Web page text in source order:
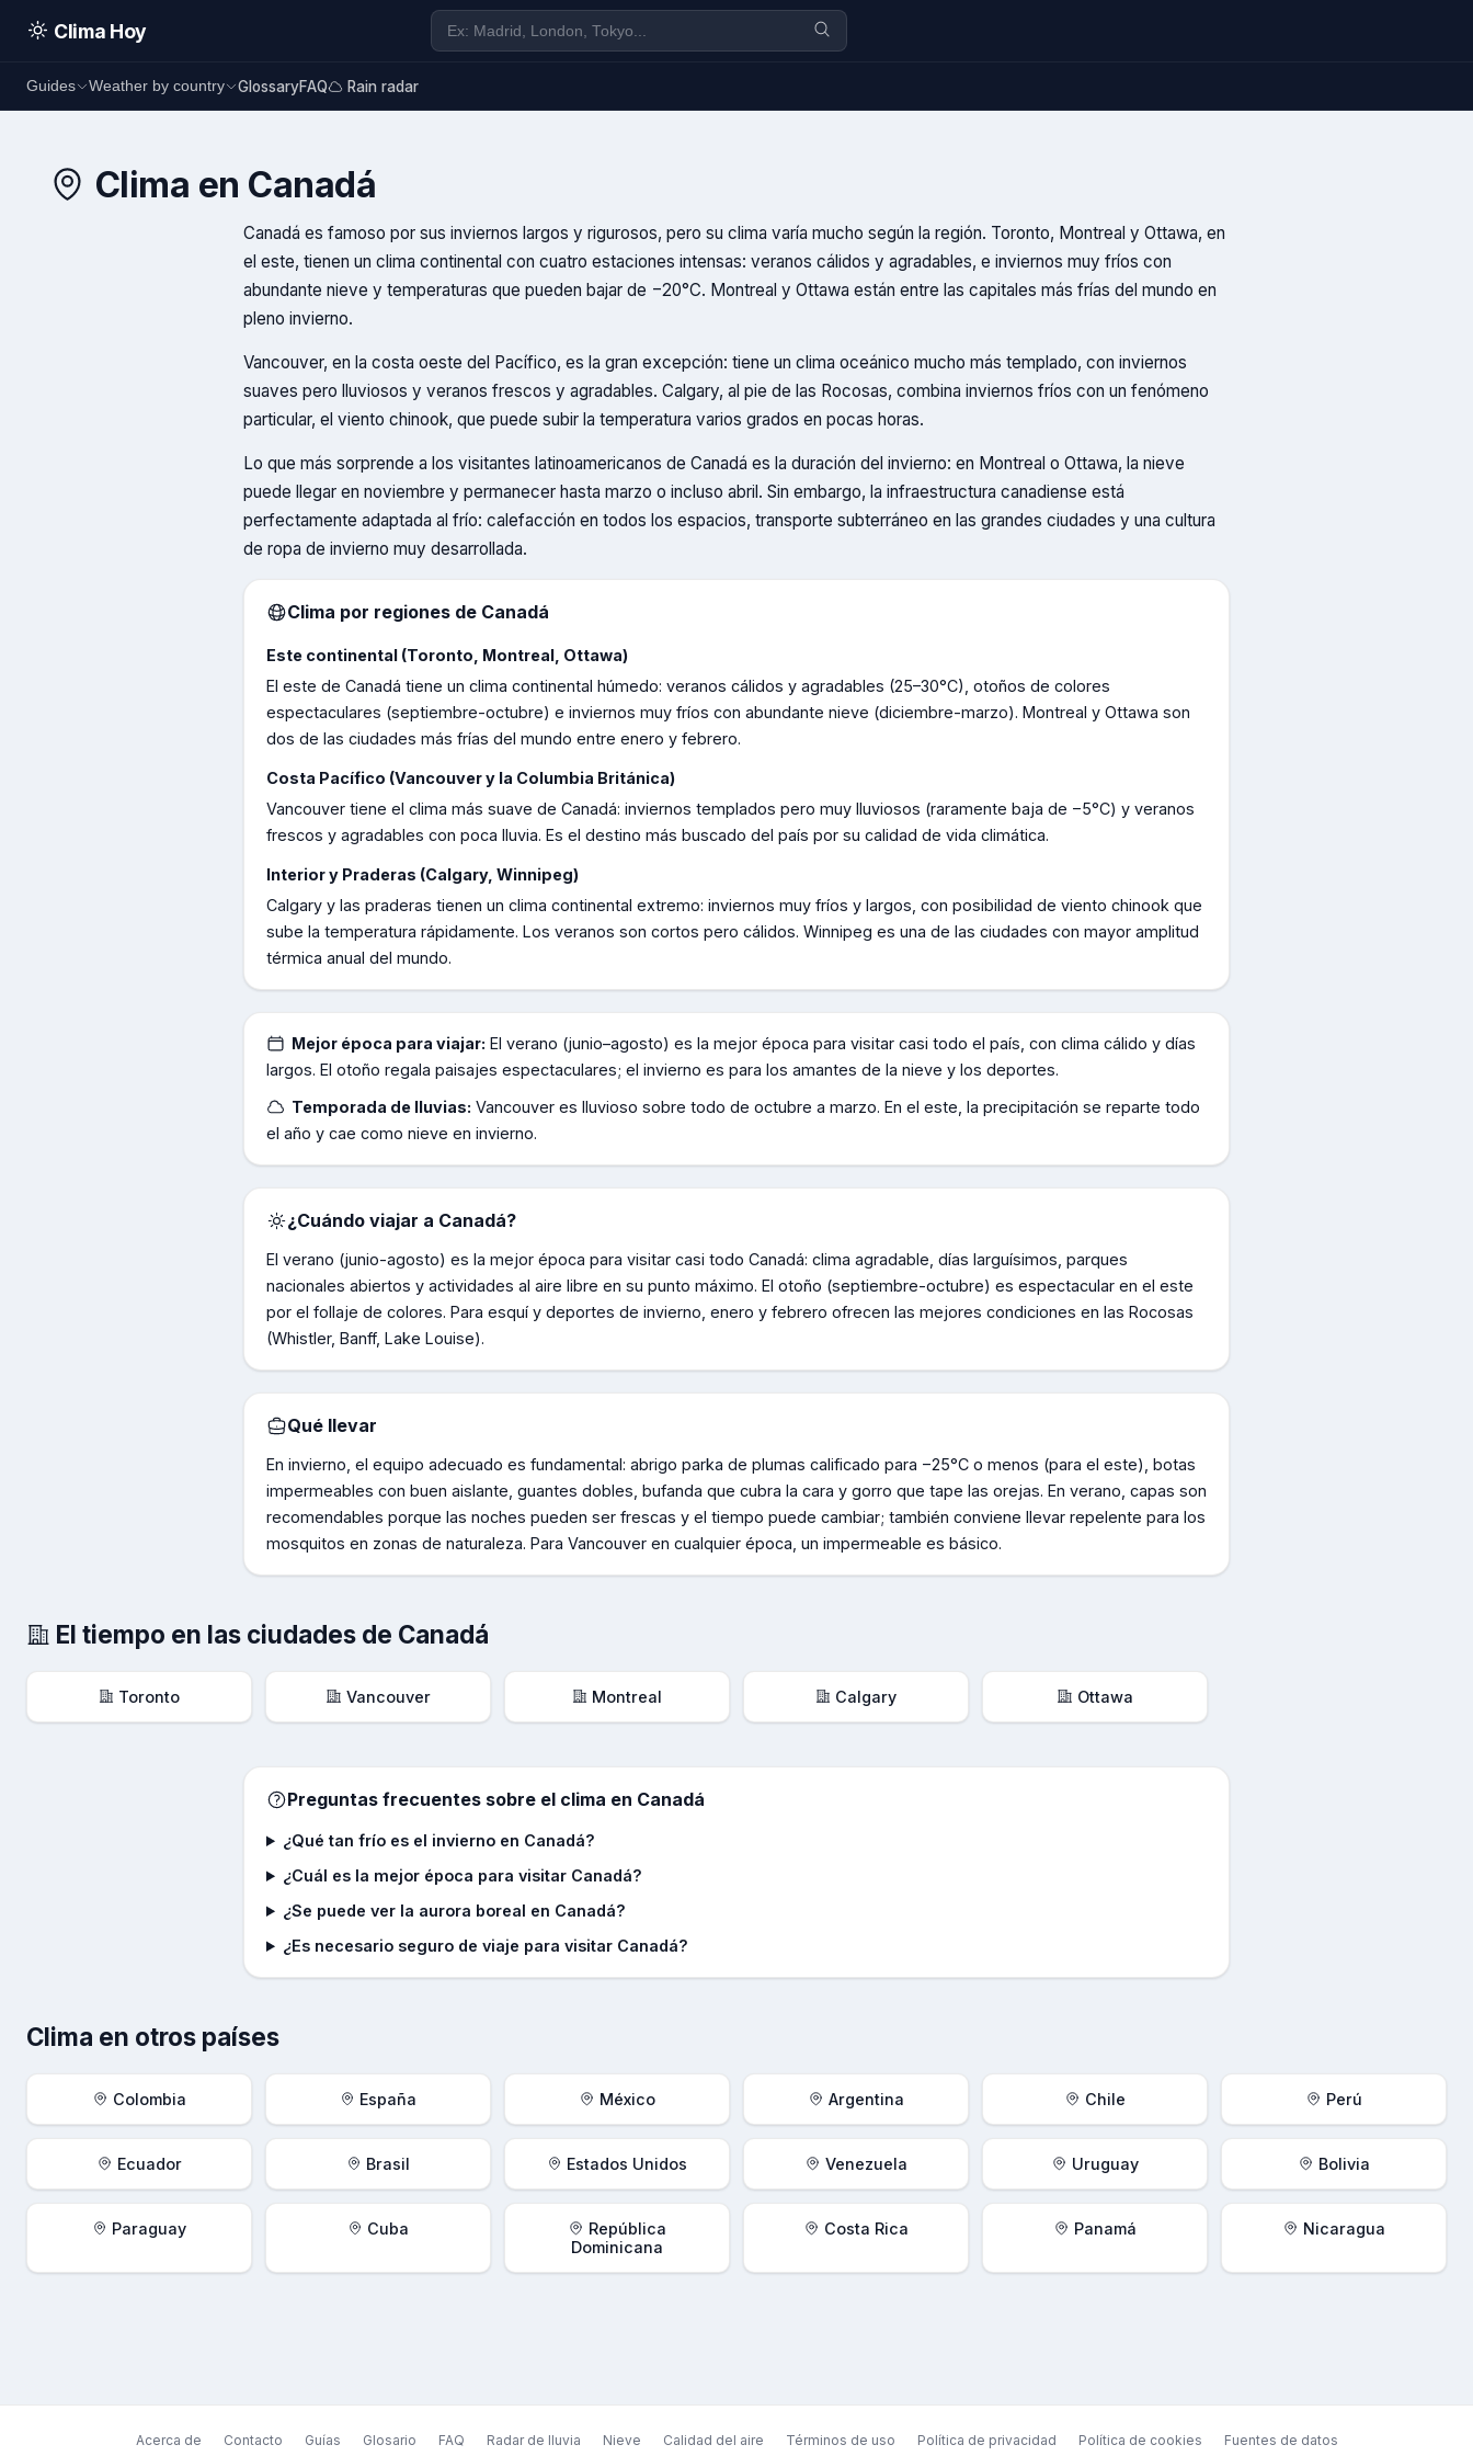
Clima Hoy
Guides Weather by country GlossaryFAQ Rain radar
Clima en Canadá
Canadá es famoso por sus inviernos largos y rigurosos, pero su clima varía mucho según la región. Toronto, Montreal y Ottawa, en
el este, tienen un clima continental con cuatro estaciones intensas: veranos cálidos y agradables, e inviernos muy fríos con
abundante nieve y temperaturas que pueden bajar de −20°C. Montreal y Ottawa están entre las capitales más frías del mundo en
pleno invierno.
Vancouver, en la costa oeste del Pacífico, es la gran excepción: tiene un clima oceánico mucho más templado, con inviernos
suaves pero lluviosos y veranos frescos y agradables. Calgary, al pie de las Rocosas, combina inviernos fríos con un fenómeno
particular, el viento chinook, que puede subir la temperatura varios grados en pocas horas.
Lo que más sorprende a los visitantes latinoamericanos de Canadá es la duración del invierno: en Montreal o Ottawa, la nieve
puede llegar en noviembre y permanecer hasta marzo o incluso abril. Sin embargo, la infraestructura canadiense está
perfectamente adaptada al frío: calefacción en todos los espacios, transporte subterráneo en las grandes ciudades y una cultura
de ropa de invierno muy desarrollada.
Clima por regiones de Canadá
Este continental (Toronto, Montreal, Ottawa)
El este de Canadá tiene un clima continental húmedo: veranos cálidos y agradables (25–30°C), otoños de colores
espectaculares (septiembre-octubre) e inviernos muy fríos con abundante nieve (diciembre-marzo). Montreal y Ottawa son
dos de las ciudades más frías del mundo entre enero y febrero.
Costa Pacífico (Vancouver y la Columbia Británica)
Vancouver tiene el clima más suave de Canadá: inviernos templados pero muy lluviosos (raramente baja de −5°C) y veranos
frescos y agradables con poca lluvia. Es el destino más buscado del país por su calidad de vida climática.
Interior y Praderas (Calgary, Winnipeg)
Calgary y las praderas tienen un clima continental extremo: inviernos muy fríos y largos, con posibilidad de viento chinook que
sube la temperatura rápidamente. Los veranos son cortos pero cálidos. Winnipeg es una de las ciudades con mayor amplitud
térmica anual del mundo.
Mejor época para viajar: El verano (junio–agosto) es la mejor época para visitar casi todo el país, con clima cálido y días
largos. El otoño regala paisajes espectaculares; el invierno es para los amantes de la nieve y los deportes.
Temporada de lluvias: Vancouver es lluvioso sobre todo de octubre a marzo. En el este, la precipitación se reparte todo
el año y cae como nieve en invierno.
¿Cuándo viajar a Canadá?
El verano (junio-agosto) es la mejor época para visitar casi todo Canadá: clima agradable, días larguísimos, parques
nacionales abiertos y actividades al aire libre en su punto máximo. El otoño (septiembre-octubre) es espectacular en el este
por el follaje de colores. Para esquí y deportes de invierno, enero y febrero ofrecen las mejores condiciones en las Rocosas
(Whistler, Banff, Lake Louise).
Qué llevar
En invierno, el equipo adecuado es fundamental: abrigo parka de plumas calificado para −25°C o menos (para el este), botas
impermeables con buen aislante, guantes dobles, bufanda que cubra la cara y gorro que tape las orejas. En verano, capas son
recomendables porque las noches pueden ser frescas y el tiempo puede cambiar; también conviene llevar repelente para los
mosquitos en zonas de naturaleza. Para Vancouver en cualquier época, un impermeable es básico.
El tiempo en las ciudades de Canadá
Toronto Vancouver Montreal Calgary Ottawa
Preguntas frecuentes sobre el clima en Canadá
¿Qué tan frío es el invierno en Canadá?
¿Cuál es la mejor época para visitar Canadá?
¿Se puede ver la aurora boreal en Canadá?
¿Es necesario seguro de viaje para visitar Canadá?
Clima en otros países
Colombia España México Argentina Chile Perú
Ecuador Brasil Estados Unidos Venezuela Uruguay Bolivia
Paraguay Cuba
República
Dominicana
Costa Rica Panamá Nicaragua
Acerca de Contacto Guías Glosario FAQ Radar de lluvia Nieve Calidad del aire Términos de uso Política de privacidad Política de cookies Fuentes de datos